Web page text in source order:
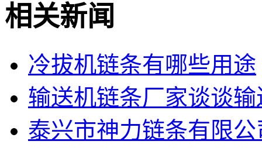
相关新闻
冷拔机链条有哪些用途
输送机链条厂家谈谈
泰兴市神力链条有限